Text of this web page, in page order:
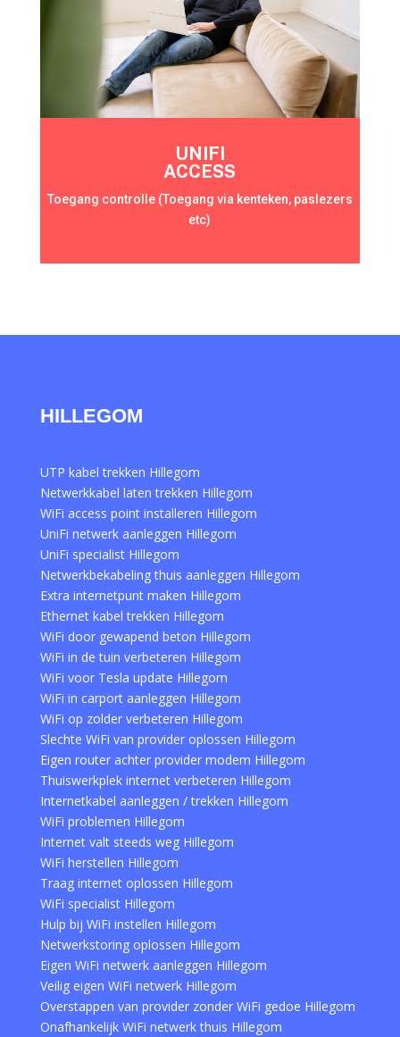
UNIFI
ACCESS
Toegang controlle (Toegang via kenteken, paslezers
etc)
HILLEGOM
UTP kabel trekken Hillegom
Netwerkkabel laten trekken Hillegom
WiFi access point installeren Hillegom
UniFi netwerk aanleggen Hillegom
UniFi specialist Hillegom
Netwerkbekabeling thuis aanleggen Hillegom
Extra internetpunt maken Hillegom
Ethernet kabel trekken Hillegom
WiFi door gewapend beton Hillegom
WiFi in de tuin verbeteren Hillegom
WiFi voor Tesla update Hillegom
WiFi in carport aanleggen Hillegom
WiFi op zolder verbeteren Hillegom
Slechte WiFi van provider oplossen Hillegom
Eigen router achter provider modem Hillegom
Thuiswerkplek internet verbeteren Hillegom
Internetkabel aanleggen / trekken Hillegom
WiFi problemen Hillegom
Internet valt steeds weg Hillegom
WiFi herstellen Hillegom
Traag internet oplossen Hillegom
WiFi specialist Hillegom
Hulp bij WiFi instellen Hillegom
Netwerkstoring oplossen Hillegom
Eigen WiFi netwerk aanleggen Hillegom
Veilig eigen WiFi netwerk Hillegom
Overstappen van provider zonder WiFi gedoe Hillegom
Onafhankelijk WiFi netwerk thuis Hillegom